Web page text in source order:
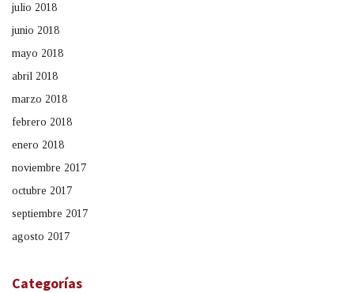
julio 2018
junio 2018
mayo 2018
abril 2018
marzo 2018
febrero 2018
enero 2018
noviembre 2017
octubre 2017
septiembre 2017
agosto 2017
Categorías